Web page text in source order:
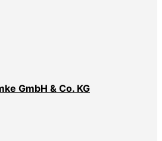
GmbH & Co. KG